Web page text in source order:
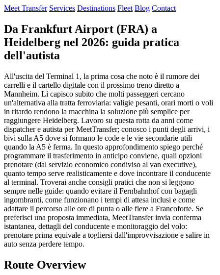
Meet Transfer Services Destinations Fleet Blog Contact
Da Frankfurt Airport (FRA) a
Heidelberg nel 2026: guida pratica
dell'autista
All'uscita del Terminal 1, la prima cosa che noto è il rumore dei
carrelli e il cartello digitale con il prossimo treno diretto a
Mannheim. Lì capisco subito che molti passeggeri cercano
un'alternativa alla tratta ferroviaria: valigie pesanti, orari morti o voli
in ritardo rendono la macchina la soluzione più semplice per
raggiungere Heidelberg. Lavoro su questa rotta da anni come
dispatcher e autista per MeetTransfer; conosco i punti degli arrivi, i
bivi sulla A5 dove si formano le code e le vie secondarie utili
quando la A5 è ferma. In questo approfondimento spiego perché
programmare il trasferimento in anticipo conviene, quali opzioni
prenotare (dal servizio economico condiviso al van executive),
quanto tempo serve realisticamente e dove incontrare il conducente
al terminal. Troverai anche consigli pratici che non si leggono
sempre nelle guide: quando evitare il Fernbahnhof con bagagli
ingombranti, come funzionano i tempi di attesa inclusi e come
adattare il percorso alle ore di punta o alle fiere a Francoforte. Se
preferisci una proposta immediata, MeetTransfer invia conferma
istantanea, dettagli del conducente e monitoraggio del volo:
prenotare prima equivale a togliersi dall'improvvisazione e salire in
auto senza perdere tempo.
Route Overview